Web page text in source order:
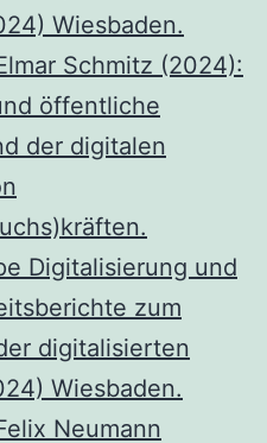
Wiesbaden.
Schmitz (2024):
öffentliche
der digitalen
Digitalisierung und
zum
digitalisierten
Wiesbaden.
Neumann